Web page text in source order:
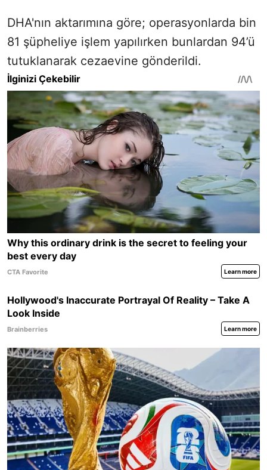
DHA'nın aktarımına göre; operasyonlarda bin
81 şüpheliye işlem yapılırken bunlardan 94’ü
tutuklanarak cezaevine gönderildi.